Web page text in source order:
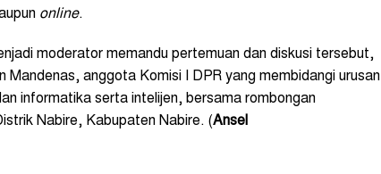
online.
moderator memandu pertemuan dan diskusi tersebut,
Mandenas, anggota Komisi I DPR yang membidangi urusan
informatika serta intelijen, bersama rombongan
Nabire, Kabupaten Nabire. (Ansel